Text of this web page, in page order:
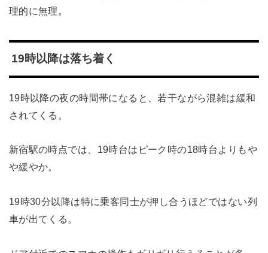
理的に無理。
19時以降は落ち着く
19時以降の夜の時間帯になると、若干ながら混雑は緩和
されてくる。
新宿駅の時点では、19時台はピーク時の18時台よりもや
や緩やか。
19時30分以降は特に乗客同士が押し合うほどではない列
車が出てくる。